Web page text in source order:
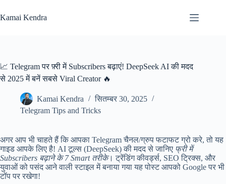
to
content
Kamai Kendra
📈 Telegram पर फ़्री में Subscribers बढ़ाएं! DeepSeek AI की मदद
से 2025 में बनें सबसे Viral Creator 🔥
Kamai Kendra
सितम्बर 30, 2025
Telegram Tips and Tricks
अगर आप भी चाहते हैं कि आपका Telegram चैनल/ग्रुप फटाफट ग्रो करे, तो यह
गाइड आपके लिए है! AI टूल्स (DeepSeek) की मदद से जानिए फ्री में
Subscribers बढ़ाने के 7 Smart तरीके। ट्रेंडिंग कीवर्ड्स, SEO ट्रिक्स, और
युवाओं को पसंद आने वाली स्टाइल में बनाया गया यह पोस्ट आपको Google पर भी
टॉप पर रखेगा!